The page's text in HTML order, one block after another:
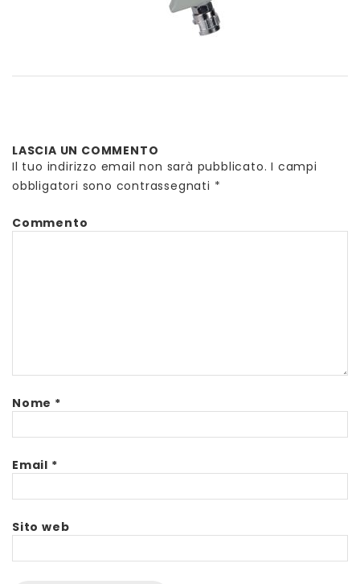
LASCIA UN COMMENTO
Il tuo indirizzo email non sarà pubblicato. I campi
obbligatori sono contrassegnati *
Commento
Nome *
Email *
Sito web